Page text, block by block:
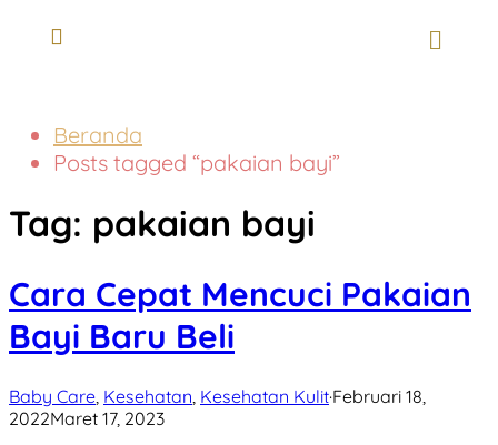
Beranda
Posts tagged “pakaian bayi”
Tag: pakaian bayi
Cara Cepat Mencuci Pakaian
Bayi Baru Beli
Baby Care Kesehatan Kesehatan Kulit·Februari 18,
2022Maret 17, 2023